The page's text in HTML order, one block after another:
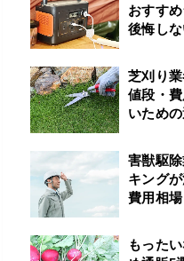
おすす
後悔し
芝刈り
値段・
いため
害獣駆
キング
費用相
もった